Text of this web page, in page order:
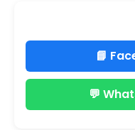
📘
💬